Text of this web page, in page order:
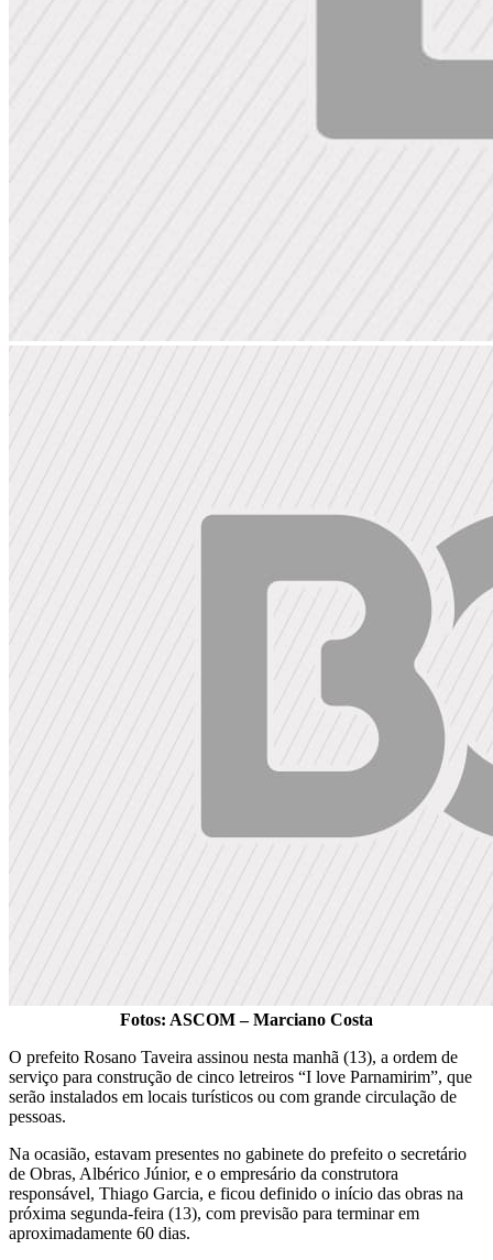
Fotos: ASCOM – Marciano Costa
O prefeito Rosano Taveira assinou nesta manhã (13), a ordem de
serviço para construção de cinco letreiros “I love Parnamirim”, que
serão instalados em locais turísticos ou com grande circulação de
pessoas.
Na ocasião, estavam presentes no gabinete do prefeito o secretário
de Obras, Albérico Júnior, e o empresário da construtora
responsável, Thiago Garcia, e ficou definido o início das obras na
próxima segunda-feira (13), com previsão para terminar em
aproximadamente 60 dias.